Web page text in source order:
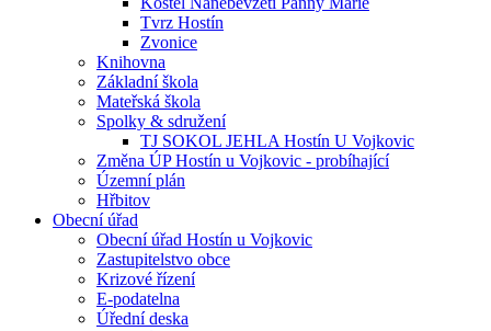
Tvrz Hostín
Zvonice
Knihovna
Základní škola
Mateřská škola
Spolky & sdružení
TJ SOKOL JEHLA Hostín U Vojkovic
Změna ÚP Hostín u Vojkovic - probíhající
Územní plán
Hřbitov
Obecní úřad
Obecní úřad Hostín u Vojkovic
Zastupitelstvo obce
Krizové řízení
E-podatelna
Úřední deska